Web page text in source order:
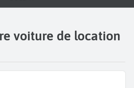
voiture de location